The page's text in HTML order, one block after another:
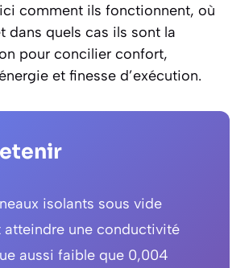
comment ils fonctionnent, où
dans quels cas ils sont la
pour concilier confort,
et finesse d’exécution.
isolants sous vide
atteindre une conductivité
aussi faible que 0,004